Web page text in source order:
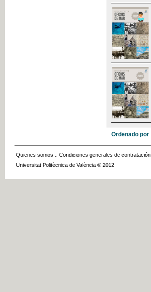
Ordenado por
Quienes somos :: Condiciones generales de contratación
Universitat Politècnica de València © 2012